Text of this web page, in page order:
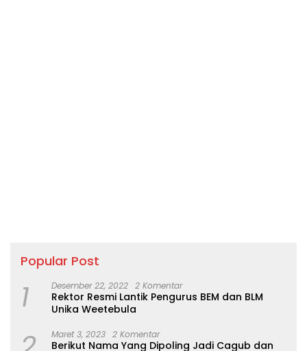
Popular Post
1 Desember 22, 2022 2 Komentar
Rektor Resmi Lantik Pengurus BEM dan BLM
Unika Weetebula
Maret 3, 2023 2 Komentar
Berikut Nama Yang Dipoling Jadi Cagub dan